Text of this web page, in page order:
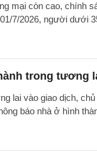
mại còn cao, chính
7/2026, người dưới
trong tương
lai vào giao dịch,
báo nhà ở hình